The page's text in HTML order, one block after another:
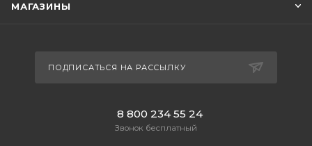
МАГАЗИНЫ
ПОДПИСАТЬСЯ НА РАССЫЛКУ
8 800 234 55 24
Звонок бесплатный